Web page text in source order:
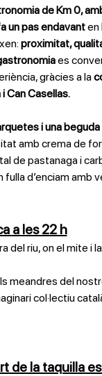
de Km 0,
un pas endavant en
proximitat,
es
gràcies a la
Can Casellas.
i una beguda
amb crema de
de pastanaga i
fulla d’enciam amb
a les 22 h
del riu, on el mite
meandres del
col·lectiu
de la taquilla